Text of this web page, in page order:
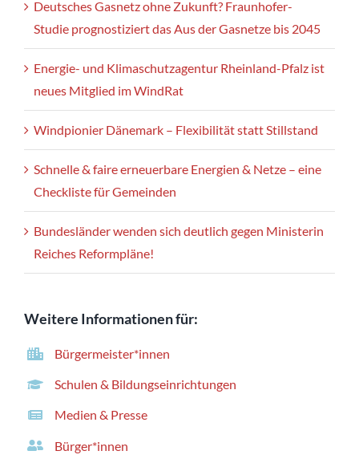
Deutsches Gasnetz ohne Zukunft? Fraunhofer-
Studie prognostiziert das Aus der Gasnetze bis 2045
Energie- und Klimaschutzagentur Rheinland-Pfalz ist
neues Mitglied im WindRat
Windpionier Dänemark – Flexibilität statt Stillstand
Schnelle & faire erneuerbare Energien & Netze – eine
Checkliste für Gemeinden
Bundesländer wenden sich deutlich gegen Ministerin
Reiches Reformpläne!
Weitere Informationen für:
Bürgermeister*innen
Schulen & Bildungseinrichtungen
Medien & Presse
Bürger*innen